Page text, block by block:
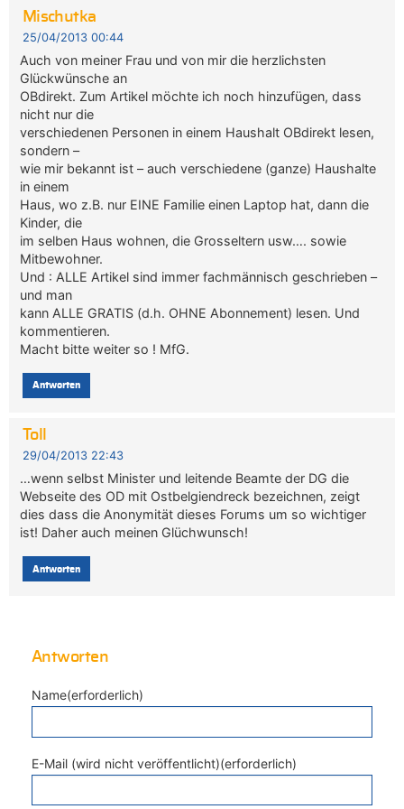
Mischutka
25/04/2013 00:44
Auch von meiner Frau und von mir die herzlichsten
Glückwünsche an
OBdirekt. Zum Artikel möchte ich noch hinzufügen, dass
nicht nur die
verschiedenen Personen in einem Haushalt OBdirekt lesen,
sondern –
wie mir bekannt ist – auch verschiedene (ganze) Haushalte
in einem
Haus, wo z.B. nur EINE Familie einen Laptop hat, dann die
Kinder, die
im selben Haus wohnen, die Grosseltern usw…. sowie
Mitbewohner.
Und : ALLE Artikel sind immer fachmännisch geschrieben –
und man
kann ALLE GRATIS (d.h. OHNE Abonnement) lesen. Und
kommentieren.
Macht bitte weiter so ! MfG.
Antworten
Toll
29/04/2013 22:43
…wenn selbst Minister und leitende Beamte der DG die
Webseite des OD mit Ostbelgiendreck bezeichnen, zeigt
dies dass die Anonymität dieses Forums um so wichtiger
ist! Daher auch meinen Glüchwunsch!
Antworten
Antworten
Name(erforderlich)
E-Mail (wird nicht veröffentlicht)(erforderlich)